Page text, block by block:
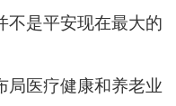
不是平安现在最大的
局医疗健康和养老业